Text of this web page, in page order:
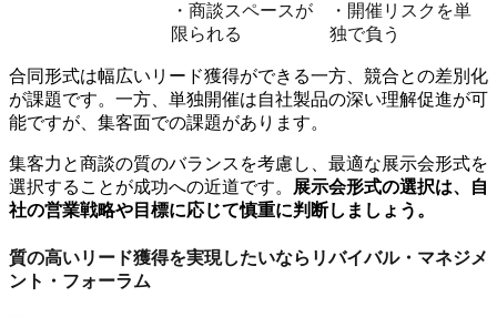
・商談スペースが
限られる
・開催リスクを単
独で負う
合同形式は幅広いリード獲得ができる一方、競合との差別化
が課題です。一方、単独開催は自社製品の深い理解促進が可
能ですが、集客面での課題があります。
集客力と商談の質のバランスを考慮し、最適な展示会形式を
選択することが成功への近道です。
展示会形式の選択は、自
社の営業戦略や目標に応じて慎重に判断しましょう。
質の高いリード獲得を実現したいならリバイバル・マネジメ
ント・フォーラム